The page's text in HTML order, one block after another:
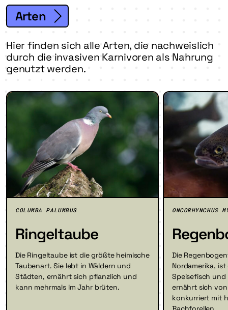
Arten
Hier finden sich alle Arten, die nachweislich
durch die invasiven Karnivoren als Nahrung
genutzt werden.
COLUMBA PALUMBUS
Ringeltaube
Die Ringeltaube ist die größte heimische
Taubenart. Sie lebt in Wäldern und
Städten, ernährt sich pflanzlich und
kann mehrmals im Jahr brüten.
ONCORHYNCHUS
Die
Nordamerika,
Speisefisch
ernährt sich
konkurriert mit